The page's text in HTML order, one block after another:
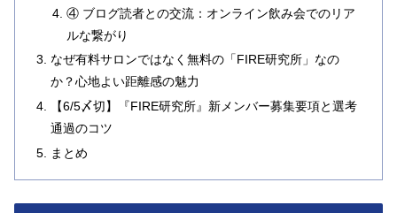
④ ブログ読者との交流：オンライン飲み会でのリア
ルな繋がり
なぜ有料サロンではなく無料の「FIRE研究所」なの
か？心地よい距離感の魅力
【6/5〆切】『FIRE研究所』新メンバー募集要項と選考
通過のコツ
まとめ